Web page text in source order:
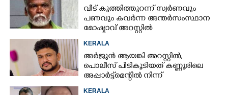
വീട് കുത്തിത്തുറന്ന് സ്വർണവും
പണവും കവർന്ന അന്തർസംസ്ഥാന
മോഷ്ടാവ് അറസ്റ്റിൽ
KERALA
അർജുൻ ആയങ്കി അറസ്റ്റിൽ,
പൊലീസ് പിടികൂടിയത് കണ്ണൂരിലെ
അപ്പാർട്ട്‌മെന്റിൽ നിന്ന്
KERALA